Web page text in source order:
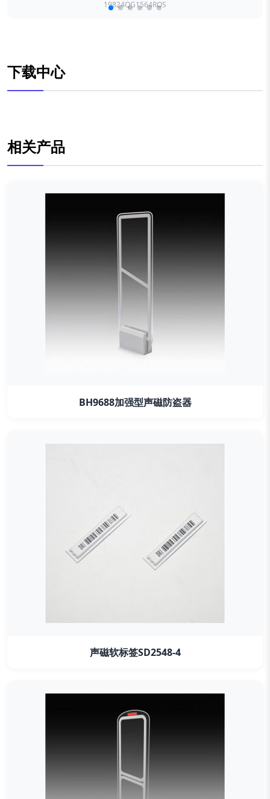
19824QG1564ROS
下载中心
相关产品
BH9688加强型声磁防盗器
声磁软标签SD2548-4